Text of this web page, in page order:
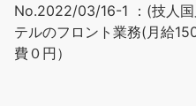
No.2022/03/16-1 ：(技人
テルのフロント業務(月給
費０円）